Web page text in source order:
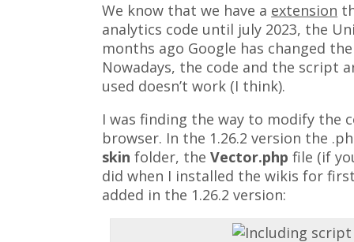
We know that we have a extension
analytics code until july 2023, the
months ago Google has changed
Nowadays, the code and the script
used doesn’t work (I think).
I was finding the way to modify the
browser. In the 1.26.2 version the
skin folder, theVector.php file (if
did when I installed the wikis for
added in the 1.26.2 version: